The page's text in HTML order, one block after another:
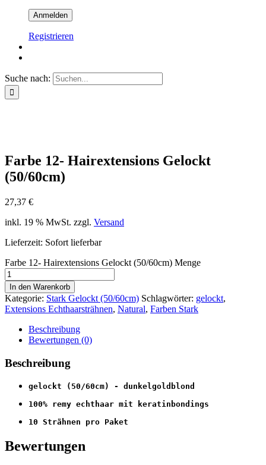
Registrieren
Suche nach:
Farbe 12- Hairextensions Gelockt
(50/60cm)
27,37 €
inkl. 19 % MwSt. zzgl. Versand
Lieferzeit: Sofort lieferbar
Farbe 12- Hairextensions Gelockt (50/60cm) Menge
In den Warenkorb
Kategorie: Stark Gelockt (50/60cm) Schlagwörter: gelockt,
Extensions Echthaarsträhnen, Natural, Farben Stark
Beschreibung
Bewertungen (0)
Beschreibung
gelockt (50/60cm) - dunkelgoldblond
100% remy echthaar mit keratinbondings
10 Strähnen pro Paket
Bewertungen